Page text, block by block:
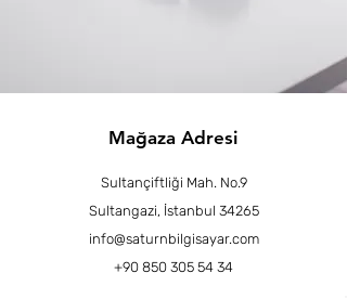
Mağaza Adresi
Sultançiftliği Mah. No.9
Sultangazi, İstanbul 34265
info@saturnbilgisayar.com
+90 850 305 54 34